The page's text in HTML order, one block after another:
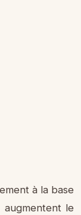
à la base
le